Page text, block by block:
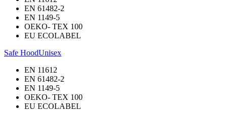
EN 61482-2
EN 1149-5
OEKO- TEX 100
EU ECOLABEL
Safe HoodUnisex
EN 11612
EN 61482-2
EN 1149-5
OEKO- TEX 100
EU ECOLABEL